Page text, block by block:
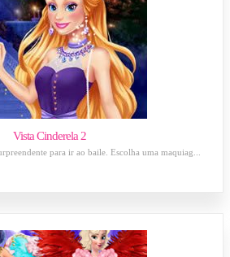
Vista Cinderela 2
para ir ao baile. Escolha uma maquiag...